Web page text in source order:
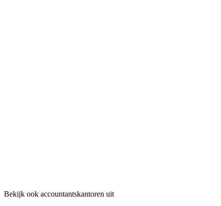
Bekijk ook accountantskantoren uit